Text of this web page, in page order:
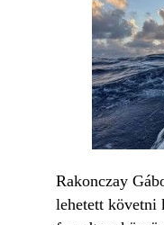
Rakonczay
lehetett követni